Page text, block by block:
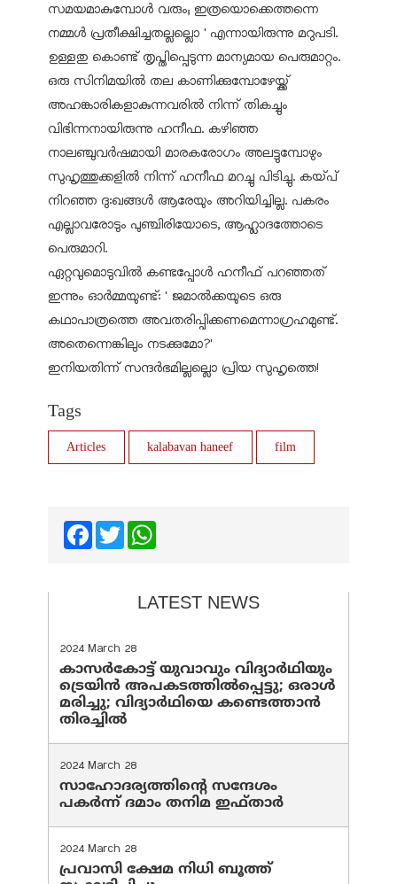
സമയമാകുമ്പോൾ വരും; ഇത്രയൊക്കെത്തന്നെ
നമ്മൾ പ്രതീക്ഷിച്ചതല്ലല്ലൊ ' എന്നായിരുന്നു മറുപടി.
ഉള്ളതു കൊണ്ട് തൃപ്തിപ്പെടുന്ന മാന്യമായ പെരുമാറ്റം.
ഒരു സിനിമയിൽ തല കാണിക്കുമ്പോഴേയ്ക്ക്
അഹങ്കാരികളാകുന്നവരിൽ നിന്ന് തികച്ചും
വിഭിന്നനായിരുന്നു ഹനീഫ. കഴിഞ്ഞ
നാലഞ്ചുവർഷമായി മാരകരോഗം അലട്ടുമ്പോഴും
സുഹൃത്തുക്കളിൽ നിന്ന് ഹനീഫ മറച്ചു പിടിച്ചു. കയ്പ്
നിറഞ്ഞ ദു:ഖങ്ങൾ ആരേയും അറിയിച്ചില്ല. പകരം
എല്ലാവരോടും പുഞ്ചിരിയോടെ, ആഹ്ലാദത്തോടെ
പെരുമാറി.
ഏറ്റവുമൊടുവിൽ കണ്ടപ്പോൾ ഹനീഫ് പറഞ്ഞത്
ഇന്നും ഓർമ്മയുണ്ട്: ' ജമാൽക്കയുടെ ഒരു
കഥാപാത്രത്തെ അവതരിപ്പിക്കണമെന്നാഗ്രഹമുണ്ട്.
അതെന്നെങ്കിലും നടക്കുമോ?'
ഇനിയതിന്ന് സന്ദർഭമില്ലല്ലൊ പ്രിയ സുഹൃത്തെ!
Tags
Articles kalabavan haneef film
FacebookTwitter
LATEST NEWS
2024 March 28
കാസർകോട്ട് യുവാവും വിദ്യാർഥിയും
ട്രെയിൻ അപകടത്തിൽപ്പെട്ടു; ഒരാൾ
മരിച്ചു; വിദ്യാർഥിയെ കണ്ടെത്താൻ
തിരച്ചിൽ
2024 March 28
സാഹോദര്യത്തിന്റെ സന്ദേശം
പകർന്ന് ദമാം തനിമ ഇഫ്‌താർ
2024 March 28
പ്രവാസി ക്ഷേമ നിധി ബൂത്ത്